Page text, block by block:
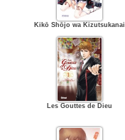
Kikō Shōjo wa Kizutsukanai
Les Gouttes de Dieu